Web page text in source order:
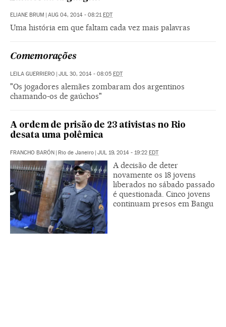
ELIANE BRUM | AUG 04, 2014 - 08:21EDT
Uma história em que faltam cada vez mais palavras
Comemorações
LEILA GUERRIERO | JUL 30, 2014 - 08:05 EDT
"Os jogadores alemães zombaram dos argentinos
chamando-os de gaúchos"
A ordem de prisão de 23 ativistas no Rio
desata uma polêmica
FRANCHO BARÓN | Rio de Janeiro | JUL 19, 2014 - 19:22 EDT
A decisão de deter
novamente os 18 jovens
liberados no sábado passado
é questionada. Cinco jovens
continuam presos em Bangu